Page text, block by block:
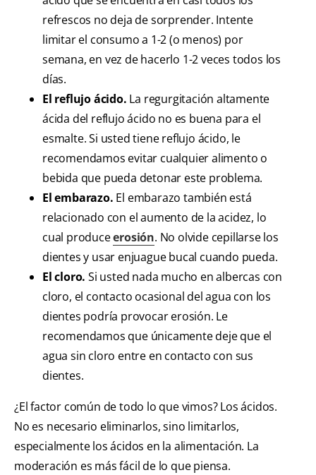
refrescos no deja de sorprender. Intente
limitar el consumo a 1-2 (o menos) por
semana, en vez de hacerlo 1-2 veces todos los
días.
El reflujo ácido. La regurgitación altamente
ácida del reflujo ácido no es buena para el
esmalte. Si usted tiene reflujo ácido, le
recomendamos evitar cualquier alimento o
bebida que pueda detonar este problema.
El embarazo. El embarazo también está
relacionado con el aumento de la acidez, lo
cual produceerosión. No olvide cepillarse los
dientes y usar enjuague bucal cuando pueda.
El cloro. Si usted nada mucho en albercas con
cloro, el contacto ocasional del agua con los
dientes podría provocar erosión. Le
recomendamos que únicamente deje que el
agua sin cloro entre en contacto con sus
dientes.
¿El factor común de todo lo que vimos? Los ácidos.
No es necesario eliminarlos, sino limitarlos,
especialmente los ácidos en la alimentación. La
moderación es más fácil de lo que piensa.